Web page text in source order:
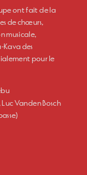
ont fait de la
de chœurs,
musicale,
des
pour le
Vanden Bosch